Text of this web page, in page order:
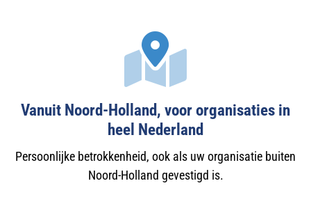
Vanuit Noord-Holland, voor organisaties in
heel Nederland
Persoonlijke betrokkenheid, ook als uw organisatie buiten
Noord-Holland gevestigd is.